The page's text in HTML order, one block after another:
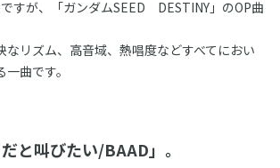
すが、「ガンダムSEED DESTINY」のOP曲
なリズム、高音域、熱唱度などすべてにおい
曲です。
と叫びたい/BAAD」。